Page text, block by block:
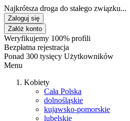
Najkrótsza droga do stałego związku...
Zaloguj się
Załóż konto
Weryfikujemy 100% profili
Bezpłatna rejestracja
Ponad 300 tysięcy Użytkowników
Menu
Kobiety
Cała Polska
dolnośląskie
kujawsko-pomorskie
lubelskie